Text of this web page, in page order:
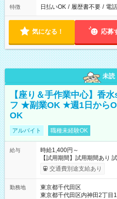
特徴 日払いOK / 履歴書不要 / 電
気になる！ 応募
未読
【座り＆手作業中心】香
フ ★副業OK ★週1日から
OK
アルバイト 職種未経験OK
給与
時給1,400円～
【試用期間】試用期間あり
給与は本採用時と同じです。
交通費別途支給あり
勤務地
東京都千代田区
東京都千代田区内神田2丁目